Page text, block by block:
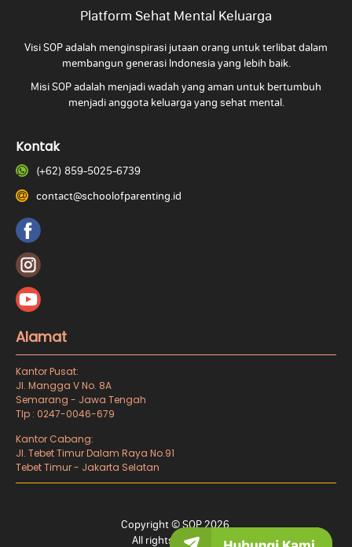
Platform Sehat Mental Keluarga
Visi SOP adalah menginspirasi jutaan orang untuk terlibat dalam
membangun generasi Indonesia yang lebih baik.
Misi SOP adalah menjadi wadah yang aman untuk bertumbuh
menjadi anggota keluarga yangsehat mental.
Kontak
(+62) 859-5025-6739
contact@schoolofparenting.id
Alamat
Kantor Pusat:
Jl. Mangga V No. 8A
Semarang - Jawa Tengah
Tlp : 0247-0046-679
Kantor Cabang:
Jl. Tebet Timur Dalam Raya No.91
Tebet Timur - Jakarta Selatan
Copyright © SOP 2026.
All rights reserved.